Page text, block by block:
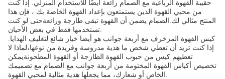
حقيبة القهوة الرباعية مع الصمام رائعة أيضًا للاستخدام المنزلي. إذا كنت
من محبي القهوة الذين يستمتعون بإعداد القهوة الخاصة بك ، فإن هذا
المنتج مثالي لك.الصمام يضمن أن القهوة تبقى طازجة ورائعةحتى لو كنت
كيس القهوة المزخرف مع أربعة جوانب هو أيضا خيار شائع لتغليف الهدايا.
إذا كنت تريد أن تعطي شخص ما هدية مدروسة وفريدة من نوعها،لماذا لا
تعطيهم كيس من حبوب القهوة الطازجة أو القهوة المطحونةيمكن
تخصيص أكياس القهوة المختومة من أربعة جوانب مع الصمام مع تصميمك